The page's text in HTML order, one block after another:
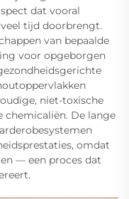
dat vooral
tijd doorbrengt.
van bepaalde
voor opgeborgen
niet-toxische
chemicaliën. De lange
omdat
— een proces dat